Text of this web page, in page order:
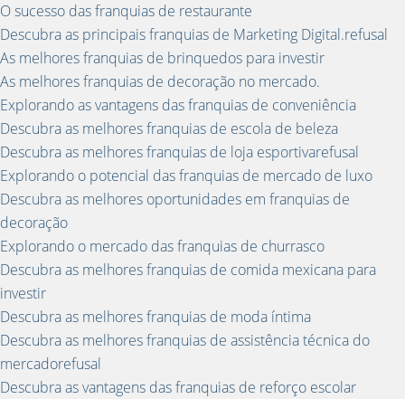
O sucesso das franquias de restaurante
Descubra as principais franquias de Marketing Digital.refusal
As melhores franquias de brinquedos para investir
As melhores franquias de decoração no mercado.
Explorando as vantagens das franquias de conveniência
Descubra as melhores franquias de escola de beleza
Descubra as melhores franquias de loja esportivarefusal
Explorando o potencial das franquias de mercado de luxo
Descubra as melhores oportunidades em franquias de
decoração
Explorando o mercado das franquias de churrasco
Descubra as melhores franquias de comida mexicana para
investir
Descubra as melhores franquias de moda íntima
Descubra as melhores franquias de assistência técnica do
mercadorefusal
Descubra as vantagens das franquias de reforço escolar